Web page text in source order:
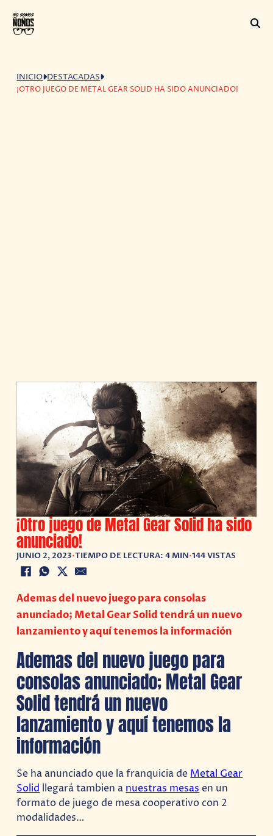
INICIO DESTACADAS
¡OTRO JUEGO DE METAL GEAR SOLID HA SIDO ANUNCIADO!
¡Otro juego de Metal Gear Solid ha sido
anunciado!
JUNIO 2, 2023•TIEMPO DE LECTURA: 4 MIN•144 VISTAS
Ademas del nuevo juego para consolas
anunciado; Metal Gear Solid tendrá un nuevo
lanzamiento y aquí tenemos la información
Ademas del nuevo juego para
consolas anunciado; Metal Gear
Solid tendrá un nuevo
lanzamiento y aquí tenemos la
información
Se ha anunciado que la franquicia deMetal Gear
Solidllegará tambien anuestras mesasen un
formato de juego de mesa cooperativo con 2
modalidades…